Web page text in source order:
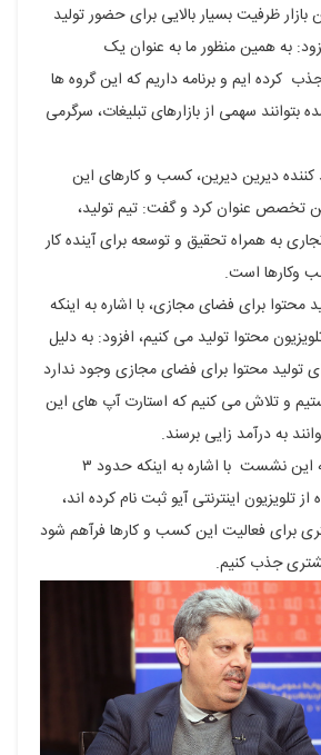
بازار ظرفیت بسیار بالایی برای حضور تولید
به همین منظور ما به عنوان یک
گروه را جذب کرده ایم و برنامه داریم که این گروه ها
بتوانند سهمی از بازارهای تبلیغات، سرگرمی
دیرین دیرین، کسب و کارهای این
تخصص عنوان کرد و گفت: تیم تولید،
به همراه تحقیق و توسعه برای آینده کار
وکارها است.
برای فضای مجازی، با اشاره به اینکه
محتوا تولید می کنیم، افزود: به دلیل
تولید محتوا برای فضای مجازی وجود ندارد
و تلاش می کنیم که استارت آپ های این
به درآمد زایی برسند.
حافظی پور نیز در ادامه این نشست با اشاره به اینکه حدود ۳
تلویزیون اینترنتی آیو ثبت نام کرده اند،
برای فعالیت این کسب و کارها فرآهم شود
جذب کنیم.